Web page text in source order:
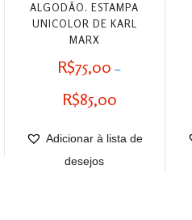
ALGODÃO. ESTAMPA
UNICOLOR DE KARL
MARX
R$75,00 –
R$85,00
preço:
Adicionar à lista de
desejos